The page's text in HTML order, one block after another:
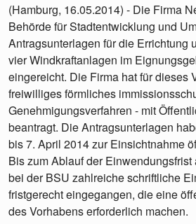
(Hamburg, 16.05.2014) - Die Firma
Behörde für Stadtentwicklung und
Antragsunterlagen für die Errichtung
vier Windkraftanlagen im
eingereicht. Die Firma hat für dieses
freiwilliges förmliches
Genehmigungsverfahren - mit
beantragt. Die Antragsunterlagen
bis 7. April 2014 zur Einsichtnahme
Bis zum Ablauf der
bei der BSU zahlreiche schriftliche
fristgerecht eingegangen, die eine
des Vorhabens erforderlich machen.